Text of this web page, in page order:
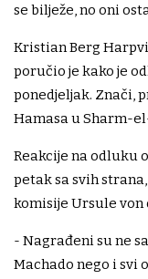
se bilježe, no oni
Kristian Berg
poručio je kako je
ponedjeljak. Znači,
Hamasa u Sharm-
Reakcije na odluku
petak sa svih
komisije Ursule von
- Nagrađeni su ne
Machado nego i svi